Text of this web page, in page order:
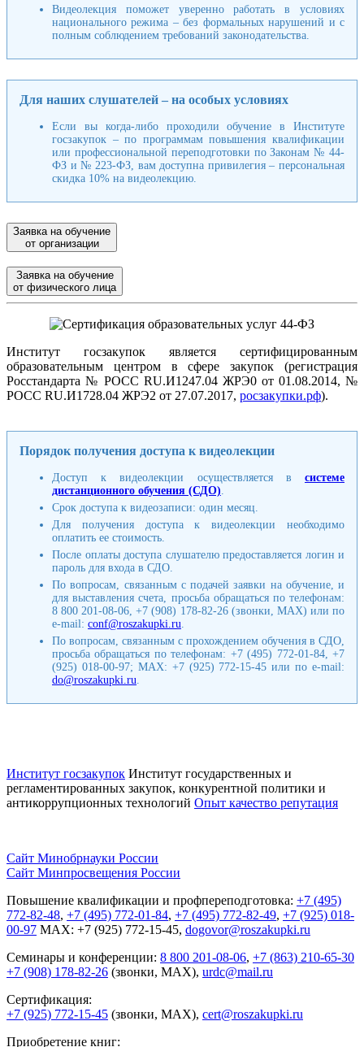
Видеолекция поможет уверенно работать в условиях
национального режима – без формальных нарушений и с
полным соблюдением требований законодательства.
Для наших слушателей – на особых условиях
Если вы когда-либо проходили обучение в Институте
госзакупок – по программам повышения квалификации
или профессиональной переподготовки по Законам № 44-
ФЗ и № 223-ФЗ, вам доступна привилегия – персональная
скидка 10% на видеолекцию.
Заявка на обучение
от организации
Заявка на обучение
от физического лица
Институт госзакупок является сертифицированным
образовательным центром в сфере закупок (регистрация
Росстандарта № РОСС RU.И1247.04 ЖРЭ0 от 01.08.2014, №
РОСС RU.И1728.04 ЖРЭ2 от 27.07.2017, росзакупки.рф).
Порядок получения доступа к видеолекции
Доступ к видеолекции осуществляется в системе
дистанционного обучения (СДО).
Срок доступа к видеозаписи: один месяц.
Для получения доступа к видеолекции необходимо
оплатить ее стоимость.
После оплаты доступа слушателю предоставляется логин и
пароль для входа в СДО.
По вопросам, связанным с подачей заявки на обучение, и
для выставления счета, просьба обращаться по телефонам:
8 800 201-08-06, +7 (908) 178-82-26 (звонки, MAX) или по
e-mail: conf@roszakupki.ru.
По вопросам, связанным с прохождением обучения в СДО,
просьба обращаться по телефонам: +7 (495) 772-01-84, +7
(925) 018-00-97; MAX: +7 (925) 772-15-45 или по e-mail:
do@roszakupki.ru.
Институт госзакупок Институт государственных и
регламентированных закупок, конкурентной политики и
антикоррупционных технологий Опыт качество репутация
Сайт Минобрнауки России
Сайт Минпросвещения России
Повышение квалификации и профпереподготовка: +7 (495)
772-82-48, +7 (495) 772-01-84, +7 (495) 772-82-49, +7 (925) 018-
00-97 MAX: +7 (925) 772-15-45, dogovor@roszakupki.ru
Семинары и конференции: 8 800 201-08-06, +7 (863) 210-65-30
+7 (908) 178-82-26 (звонки, MAX), urdc@mail.ru
Сертификация:
+7 (925) 772-15-45 (звонки, MAX), cert@roszakupki.ru
Приобретение книг: